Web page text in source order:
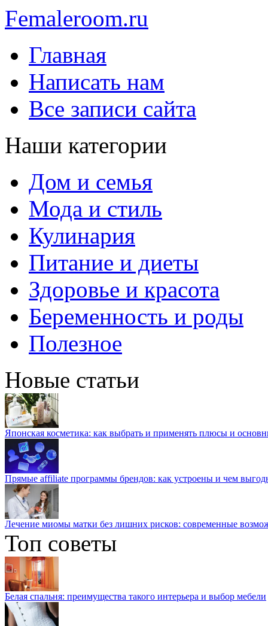
Femaleroom.ru
Главная
Написать нам
Все записи сайта
Наши категории
Дом и семья
Мода и стиль
Кулинария
Питание и диеты
Здоровье и красота
Беременность и роды
Полезное
Новые статьи
Японская косметика: как выбрать и применять плюсы и
Прямые affiliate программы брендов: как устроены и чем
Лечение миомы матки без лишних рисков: современные
Топ советы
Белая спальня: преимущества такого интерьера и выбор мебели